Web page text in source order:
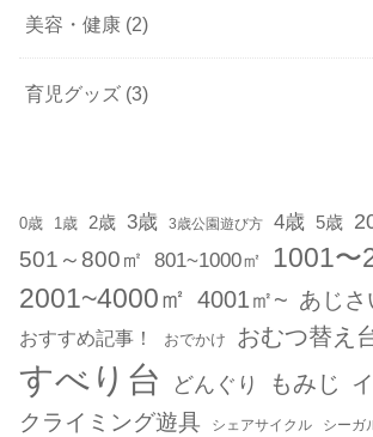
美容・健康 (2)
育児グッズ (3)
0歳 1歳 2歳 3歳 3歳公園遊び方 4歳 5歳
501～800㎡ 801~1000㎡
1001〜
2001~4000㎡ 4001㎡~ あじさ
おすすめ記事！ おでかけ おむつ替え
すべり台 どんぐり もみじ
クライミング遊具
シェアサイクル シーガ